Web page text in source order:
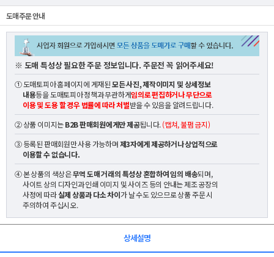
도매 주문 안내
※ 도매 특성상 필요한 주문 정보입니다. 주문전 꼭 읽어주세요!
① 도매토피아 홈페이지에 게재된모든 사진, 제작이미지 및 상세정보
내용등을 도매토피아 정책과 무관하게임의로 편집하거나 무단으로
이용 및 도용 할 경우 법률에 따라 처벌받을 수 있음을 알려드립니다.
② 상품 이미지는B2B 판매회원에게만 제공됩니다.(캡쳐, 불펌 금지)
③ 등록된 판매회원만 사용 가능하며제3자에게 제공하거나 상업적으로
이용할 수 없습니다.
④ 본 상품의 색상은무역 도매 거래의 특성상 혼합하여 임의 배송되며,
사이트 상의 디자인과 인쇄 이미지 및 사이즈 등의 안내는 제조 공장의
사정에 따라실제 상품과 다소 차이가 날 수도 있으므로 상품 주문 시
주의하여 주십시오.
상세설명